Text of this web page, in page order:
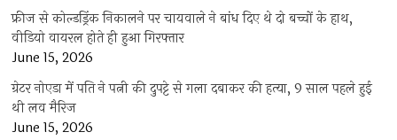
फ्रीज से कोल्डड्रिंक निकालने पर चायवाले ने बांध दिए थे दो बच्चों के हाथ,
वीडियो वायरल होते ही हुआ गिरफ्तार
June 15, 2026
ग्रेटर नोएडा में पति ने पत्नी की दुपट्टे से गला दबाकर की हत्या, 9 साल पहले हुई
थी लव मैरिज
June 15, 2026